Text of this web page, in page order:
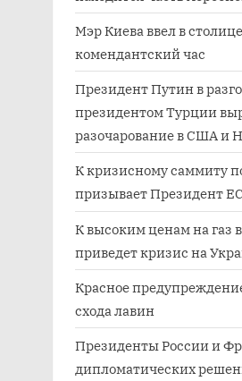
Мэр Киева ввел в столице
комендантский час
Президент Путин в
президентом Турции
разочарование в США и
К кризисному саммиту
призывает Президент ЕС
К высоким ценам на газ
приведет кризис на
Красное
схода лавин
Президенты России и
дипломатических